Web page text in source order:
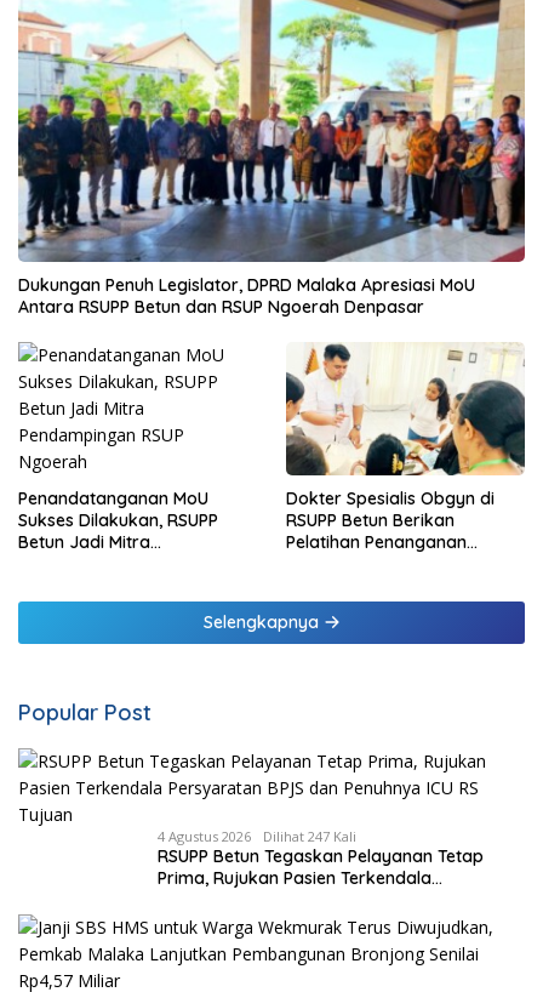
Dukungan Penuh Legislator, DPRD Malaka Apresiasi MoU
Antara RSUPP Betun dan RSUP Ngoerah Denpasar
Penandatanganan MoU
Sukses Dilakukan, RSUPP
Betun Jadi Mitra
Dokter Spesialis Obgyn di
RSUPP Betun Berikan
Pelatihan Penanganan
Malaka
Selengkapnya
Popular Post
4 Agustus 2026 Dilihat 247 Kali
RSUPP Betun Tegaskan Pelayanan Tetap
Prima, Rujukan Pasien Terkendala
Tujuan